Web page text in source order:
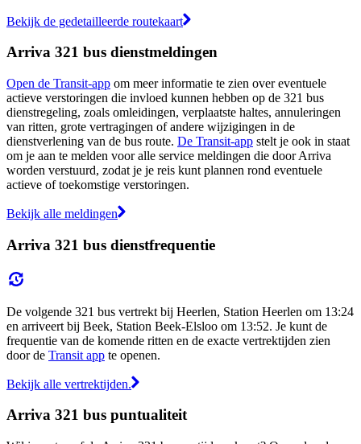
Bekijk de gedetailleerde routekaart
Arriva 321 bus dienstmeldingen
Open de Transit-app om meer informatie te zien over eventuele
actieve verstoringen die invloed kunnen hebben op de 321 bus
dienstregeling, zoals omleidingen, verplaatste haltes, annuleringen
van ritten, grote vertragingen of andere wijzigingen in de
dienstverlening van de bus route. De Transit-app stelt je ook in staat
om je aan te melden voor alle service meldingen die door Arriva
worden verstuurd, zodat je je reis kunt plannen rond eventuele
actieve of toekomstige verstoringen.
Bekijk alle meldingen
Arriva 321 bus dienstfrequentie
De volgende 321 bus vertrekt bij Heerlen, Station Heerlen om 13:24
en arriveert bij Beek, Station Beek-Elsloo om 13:52. Je kunt de
frequentie van de komende ritten en de exacte vertrektijden zien
door de Transit app te openen.
Bekijk alle vertrektijden.
Arriva 321 bus puntualiteit